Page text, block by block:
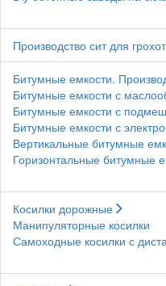
Производство сит для
Битумные емкости.
Битумные емкости с
Битумные емкости с
Битумные емкости с
Вертикальные битумные
Горизонтальные битумные
Косилки дорожные
Манипуляторные косилки
Самоходные косилки с